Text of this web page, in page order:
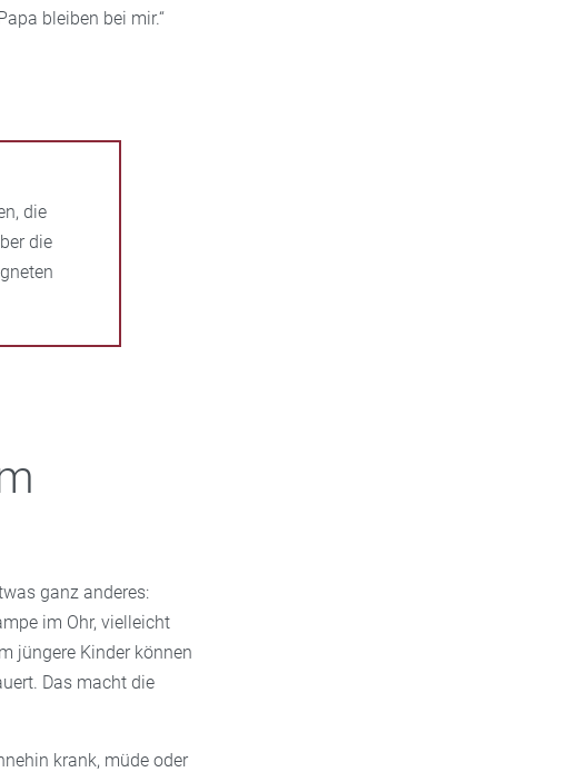
bleiben bei mir.“
die
die
ganz anderes:
im Ohr, vielleicht
jüngere Kinder können
Das macht die
krank, müde oder